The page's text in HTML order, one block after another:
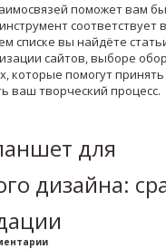
поможет вам
соответствует
списке вы найдёте
сайтов, выборе
которые помогут
ваш творческий процесс.
для
дизайна: